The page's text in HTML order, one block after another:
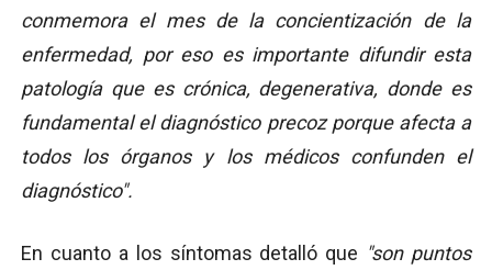
conmemora el mes de la concientización de la
enfermedad, por eso es importante difundir esta
patología que es crónica, degenerativa, donde es
fundamental el diagnóstico precoz porque afecta a
todos los órganos y los médicos confunden el
diagnóstico".
En cuanto a los síntomas detalló que "son puntos